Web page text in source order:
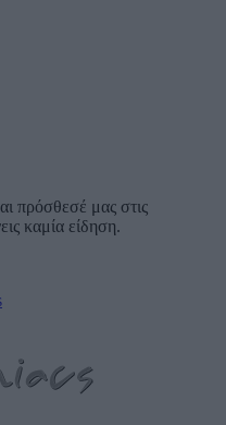
πρόσθεσέ μας στις
καμία είδηση.